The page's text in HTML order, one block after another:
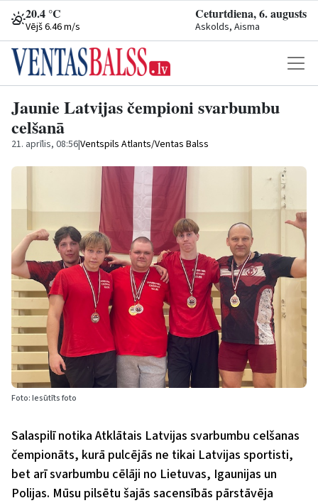
20.4 °C
Vējš 6.46 m/s
Ceturtdiena, 6. augusts
Askolds, Aisma
Jaunie Latvijas čempioni svarbumbu
celšanā
21. aprīlis, 08:56|Ventspils Atlants/Ventas Balss
Foto: Iesūtīts foto
Salaspilī notika Atklātais Latvijas svarbumbu celšanas
čempionāts, kurā pulcējās ne tikai Latvijas sportisti,
bet arī svarbumbu cēlāji no Lietuvas, Igaunijas un
Polijas. Mūsu pilsētu šajās sacensībās pārstāvēja